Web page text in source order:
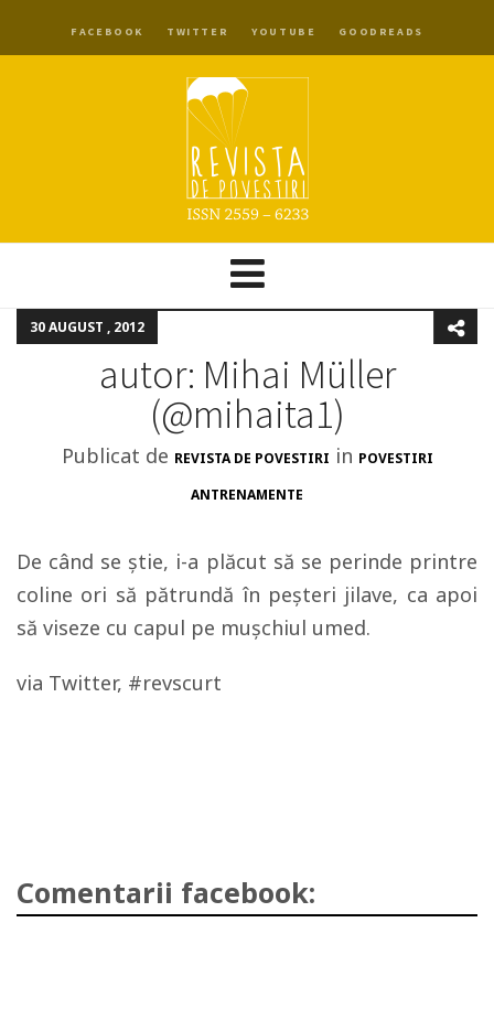
FACEBOOK TWITTER YOUTUBE GOODREADS
30 AUGUST , 2012
autor: Mihai Müller
(‏@mihaita1)
Publicat de REVISTA DE POVESTIRI in POVESTIRI
ANTRENAMENTE
De când se ştie, i-a plăcut să se perinde printre
coline ori să pătrundă în peşteri jilave, ca apoi
să viseze cu capul pe muşchiul umed.
via Twitter, #revscurt
Comentarii facebook: